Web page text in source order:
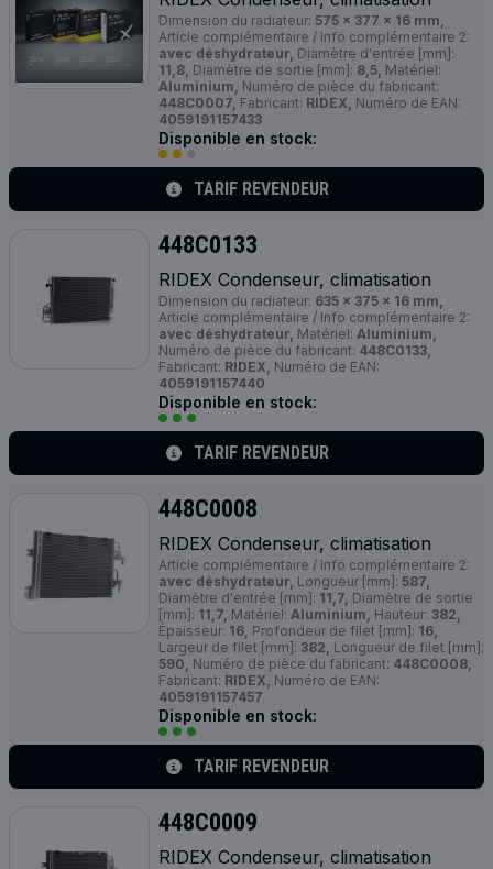
Dimension du radiateur: 575 x 377 x 16 mm,
Article complémentaire / Info complémentaire 2:
avec déshydrateur, Diamètre d'entrée [mm]:
11,8, Diamètre de sortie [mm]: 8,5, Matériel:
Aluminium, Numéro de pièce du fabricant:
448C0007, Fabricant: RIDEX, Numéro de EAN:
4059191157433
Disponible en stock:
TARIF REVENDEUR
448C0133
RIDEX Condenseur, climatisation
Dimension du radiateur: 635 x 375 x 16 mm,
Article complémentaire / Info complémentaire 2:
avec déshydrateur, Matériel: Aluminium,
Numéro de pièce du fabricant: 448C0133,
Fabricant: RIDEX, Numéro de EAN:
4059191157440
Disponible en stock:
TARIF REVENDEUR
448C0008
RIDEX Condenseur, climatisation
Article complémentaire / Info complémentaire 2:
avec déshydrateur, Longueur [mm]: 587,
Diamètre d'entrée [mm]: 11,7, Diamètre de sortie
[mm]: 11,7, Matériel: Aluminium, Hauteur: 382,
Épaisseur: 16, Profondeur de filet [mm]: 16,
Largeur de filet [mm]: 382, Longueur de filet [mm]:
590, Numéro de pièce du fabricant: 448C0008,
Fabricant: RIDEX, Numéro de EAN:
4059191157457
Disponible en stock:
TARIF REVENDEUR
448C0009
RIDEX Condenseur, climatisation